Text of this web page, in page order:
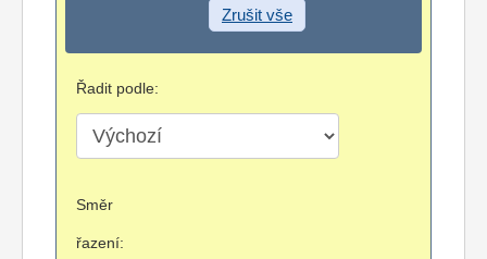
Zrušit vše
Řadit podle:
Směr
řazení: